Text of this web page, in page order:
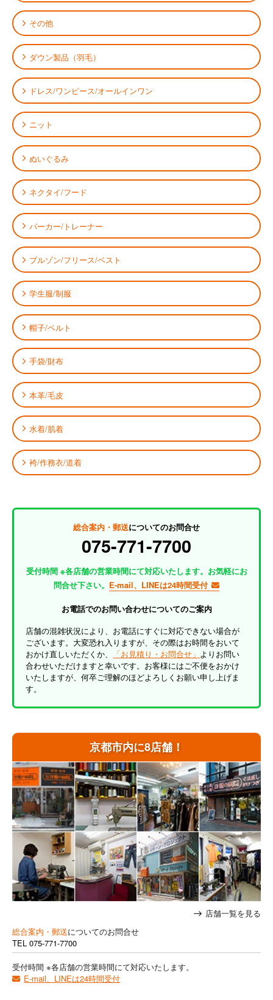
京都市内に8店舗！
店舗一覧を見る
総合案内・郵送についてのお問合せ
TEL 075-771-7700
受付時間 ※各店舗の営業時間にて対応いたします。
E-mail、LINEは24時間受付
その他
ダウン製品（羽毛）
ドレス/ワンピース/オールインワン
ニット
ぬいぐるみ
ネクタイ/フード
パーカー/トレーナー
ブルゾン/フリース/ベスト
学生服/制服
帽子/ベルト
手袋/財布
本革/毛皮
水着/肌着
袴/作務衣/道着
総合案内・郵送についてのお問合せ
075-771-7700
受付時間 ※各店舗の営業時間にて対応いたします。お気軽にお
問合せ下さい。 E-mail、LINEは24時間受付
お電話でのお問い合わせについてのご案内
店舗の混雑状況により、お電話にすぐに対応できない場合が
ございます。大変恐れ入りますが、その際はお時間をおいて
おかけ直しいただくか、
「お見積り・お問合せ」 よりお問い
合わせいただけますと幸いです。お客様にはご不便をおかけ
いたしますが、何卒ご理解のほどよろしくお願い申し上げま
す。